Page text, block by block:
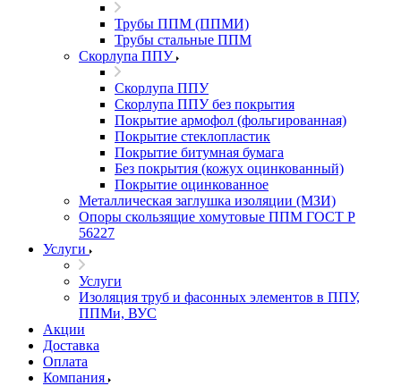
Трубы ППМ (ППМИ)
Трубы стальные ППМ
Скорлупа ППУ
Скорлупа ППУ
Скорлупа ППУ без покрытия
Покрытие армофол (фольгированная)
Покрытие стеклопластик
Покрытие битумная бумага
Без покрытия (кожух оцинкованный)
Покрытие оцинкованное
Металлическая заглушка изоляции (МЗИ)
Опоры скользящие хомутовые ППМ ГОСТ Р
56227
Услуги
Услуги
Изоляция труб и фасонных элементов в ППУ,
ППМи, ВУС
Акции
Доставка
Оплата
Компания